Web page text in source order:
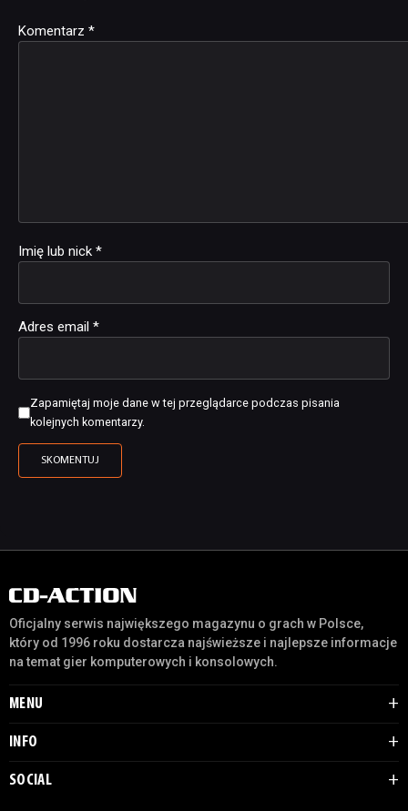
Komentarz *
Imię lub nick *
Adres email *
Zapamiętaj moje dane w tej przeglądarce podczas pisania
kolejnych komentarzy.
Alternative:
Oficjalny serwis największego magazynu o grach w Polsce,
który od 1996 roku dostarcza najświeższe i najlepsze informacje
na temat gier komputerowych i konsolowych.
MENU
INFO
SOCIAL